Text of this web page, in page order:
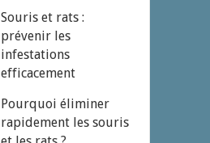
Souris et rats :
prévenir les
infestations
efficacement
Pourquoi éliminer
rapidement les souris